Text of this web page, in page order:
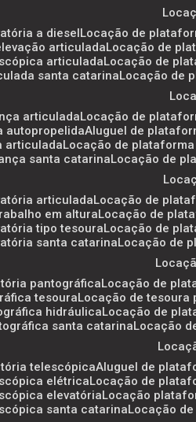
a diesel locação de
articulada locação de
articulada locação de
santa catarina locação de
articulada locação de
autopropelida aluguel de
articulada locação de
santa catarina locação de
articulada locação de
em altura locação de
tipo tesoura locação de
santa catarina locação de
pantográfica locação de
tesoura locação de tesoura
hidráulica locação de
santa catarina locação
telescópica aluguel de
elétrica locação de
elevatória locação
santa catarina locação